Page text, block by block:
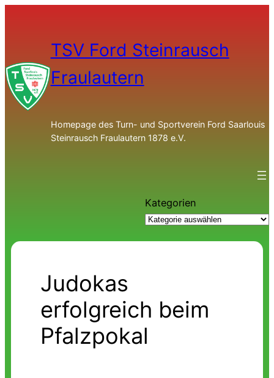
TSV Ford Steinrausch
Fraulautern
Homepage des Turn- und Sportverein Ford Saarlouis
Steinrausch Fraulautern 1878 e.V.
Kategorien
Judokas
erfolgreich beim
Pfalzpokal